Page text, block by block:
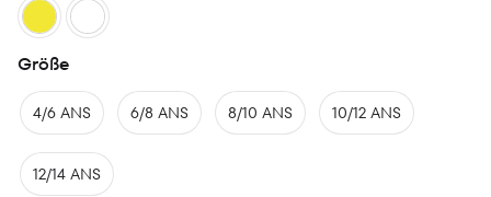
Größe
4/6 ANS 6/8 ANS 8/10 ANS 10/12 ANS
12/14 ANS